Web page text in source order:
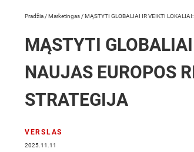
Pradžia /Marketingas /MĄSTYTI GLOBALIAI IR VEIKTI
MĄSTYTI
NAUJAS EUROPOS
STRATEGIJA
VERSLAS
2025.11.11